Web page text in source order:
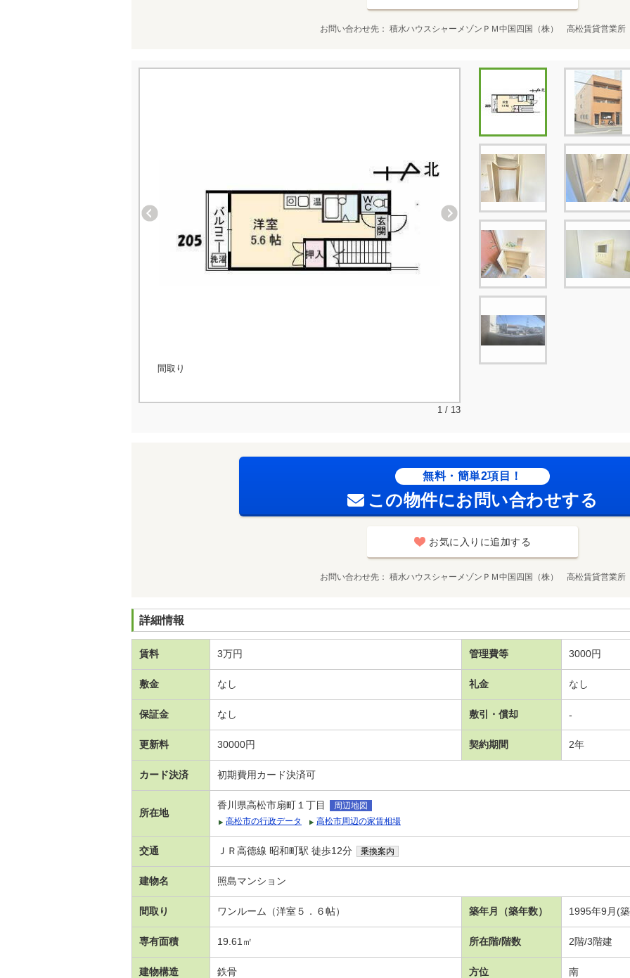
お問い合わせ先 積水ハウスシャーメゾンＰＭ中国四国（株） 高松賃貸営業所
間取り
1 / 13
無料・簡単2項目！
この物件にお問い合わせする
お気に入りに追加する
お問い合わせ先 積水ハウスシャーメゾンＰＭ中国四国（株） 高松賃貸営業所
詳細情報
賃料 3万円 管理費等 3000円
敷金 なし 礼金 なし
保証金 なし 敷引・償却 -
更新料 30000円 契約期間 2年
カード決済 初期費用カード決済可
所在地
香川県高松市扇町１丁目
周辺地図
高松市の行政データ
高松市周辺の家賃相場
交通 ＪＲ高徳線 昭和町駅 徒歩12分 乗換案内
建物名 照島マンション
間取り ワンルーム（洋室５．６帖） 築年月（築年数） 1995年9月(
専有面積 19.61㎡ 所在階/階数 2階/3階建
建物構造 鉄骨 方位 南